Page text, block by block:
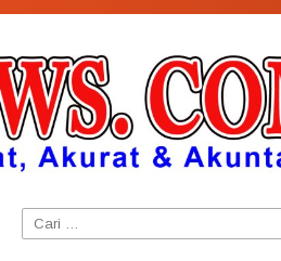
Cari
untuk: